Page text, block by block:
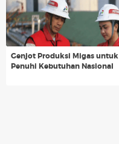
Genjot Produksi Migas untuk
Penuhi Kebutuhan Nasional